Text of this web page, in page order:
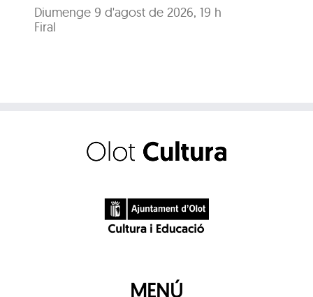
Diumenge 9 d'agost de 2026, 19 h
Firal
MENÚ